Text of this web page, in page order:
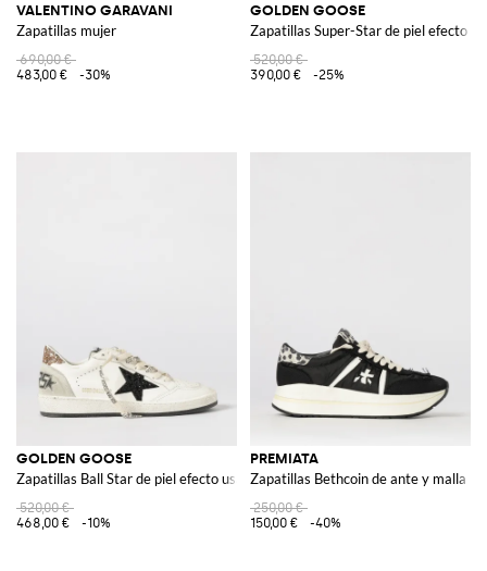
VALENTINO GARAVANI
Zapatillas mujer
690,00 €
483,00 €
-30%
GOLDEN GOOSE
Zapatillas Super-Star de piel efecto
520,00 €
390,00 €
-25%
GOLDEN GOOSE
Zapatillas Ball Star de piel efecto usado con purpurina
520,00 €
468,00 €
-10%
PREMIATA
Zapatillas Bethcoin de ante y malla
250,00 €
150,00 €
-40%